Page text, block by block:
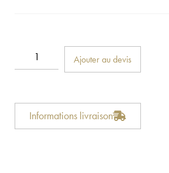
Ajouter au devis
Informations livraison